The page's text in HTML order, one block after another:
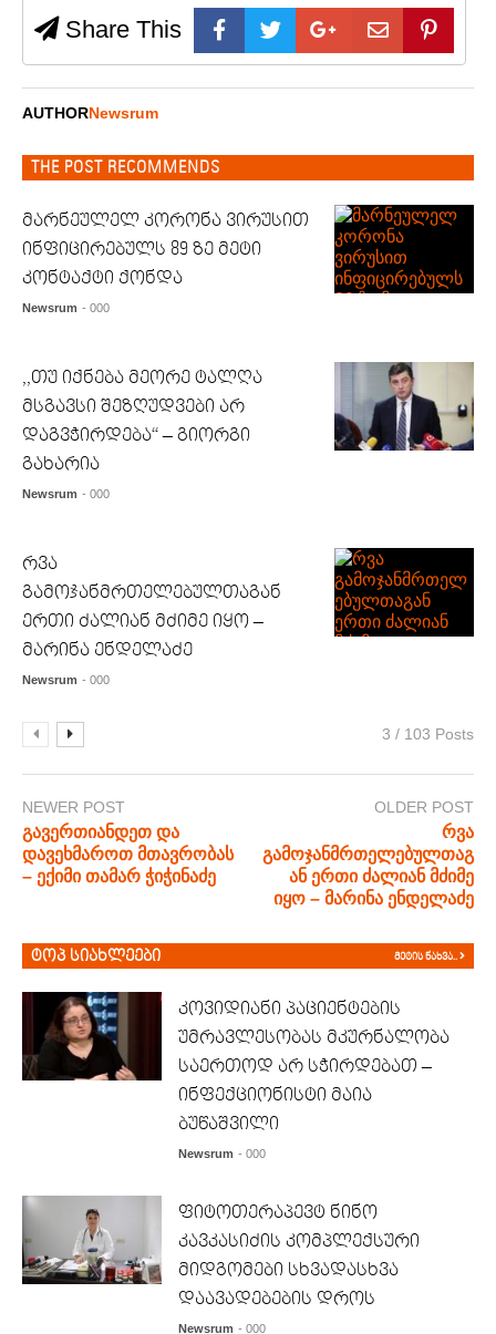
Share This
AUTHORNewsrum
THE POST RECOMMENDS
მარნეულელ კორონა ვირუსით
ინფიცირებულს 89 ზე მეტი
კონტაქტი ქონდა
Newsrum - 000
,,თუ იქნება მეორე ტალღა
მსგავსი შეზღუდვები არ
დაგვჭირდება“ – გიორგი
გახარია
Newsrum - 000
რვა
გამოჯანმრთელებულთაგან
ერთი ძალიან მძიმე იყო –
მარინა ენდელაძე
Newsrum - 000
3 / 103 Posts
NEWER POST
გავერთიანდეთ და
დავეხმაროთ მთავრობას
– ექიმი თამარ ჭიჭინაძე
OLDER POST
რვა
გამოჯანმრთელებულთაგ
ან ერთი ძალიან მძიმე
იყო – მარინა ენდელაძე
ტოპ სიახლეები მეტის ნახვა..
კოვიდიანი პაციენტების
უმრავლესობას მკურნალობა
საერთოდ არ სჭირდებათ –
ინფექციონისტი მაია
ბუწაშვილი
Newsrum - 000
ფიტოთერაპევტ ნინო
კავკასიძის კომპლექსური
მიდგომები სხვადასხვა
დაავადებების დროს
Newsrum - 000